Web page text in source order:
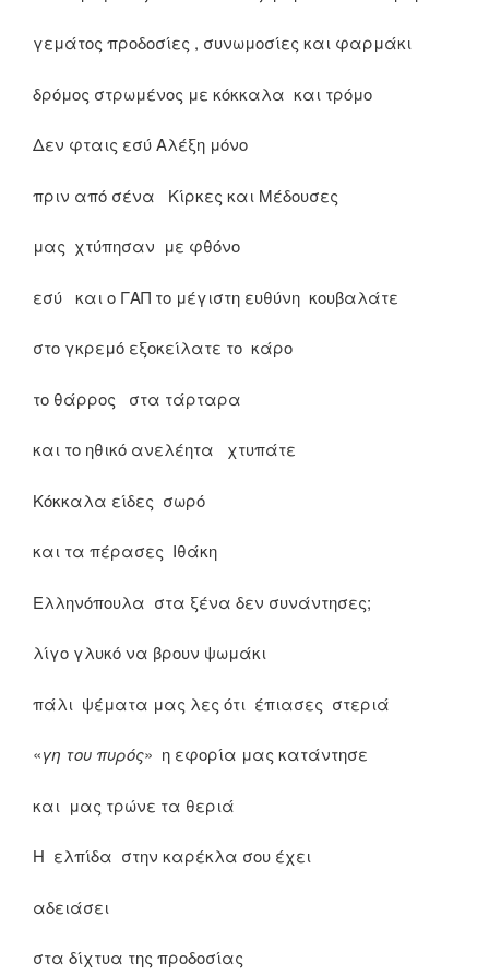
γεμάτος προδοσίες , συνωμοσίες και φαρμάκι
δρόμος στρωμένος με κόκκαλα και τρόμο
Δεν φταις εσύ Αλέξη μόνο
πριν από σένα Κίρκες και Μέδουσες
μας χτύπησαν με φθόνο
εσύ και ο ΓΑΠ το μέγιστη ευθύνη κουβαλάτε
στο γκρεμό εξοκείλατε το κάρο
το θάρρος στα τάρταρα
και το ηθικό ανελέητα χτυπάτε
Κόκκαλα είδες σωρό
και τα πέρασες Ιθάκη
Ελληνόπουλα στα ξένα δεν συνάντησες;
λίγο γλυκό να βρουν ψωμάκι
πάλι ψέματα μας λες ότι έπιασες στεριά
«γη του πυρός» η εφορία μας κατάντησε
και μας τρώνε τα θεριά
Η ελπίδα στην καρέκλα σου έχει
αδειάσει
στα δίχτυα της προδοσίας